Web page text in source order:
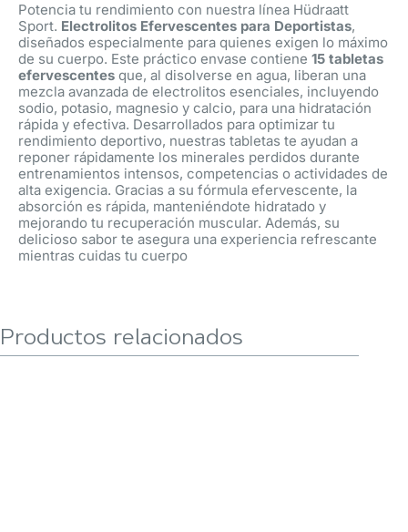
Potencia tu rendimiento con nuestra línea Hüdraatt
Sport. Electrolitos Efervescentes para Deportistas,
diseñados especialmente para quienes exigen lo máximo
de su cuerpo. Este práctico envase contiene 15 tabletas
efervescentes que, al disolverse en agua, liberan una
mezcla avanzada de electrolitos esenciales, incluyendo
sodio, potasio, magnesio y calcio, para una hidratación
rápida y efectiva. Desarrollados para optimizar tu
rendimiento deportivo, nuestras tabletas te ayudan a
reponer rápidamente los minerales perdidos durante
entrenamientos intensos, competencias o actividades de
alta exigencia. Gracias a su fórmula efervescente, la
absorción es rápida, manteniéndote hidratado y
mejorando tu recuperación muscular. Además, su
delicioso sabor te asegura una experiencia refrescante
mientras cuidas tu cuerpo
Productos relacionados